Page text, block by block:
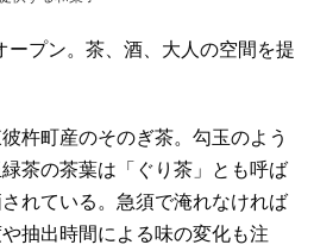
ープン。茶、酒、大人の空間を提
杵町産のそのぎ茶。勾玉のよう
茶の茶葉は「ぐり茶」とも呼ば
れている。急須で淹れなければ
抽出時間による味の変化も注